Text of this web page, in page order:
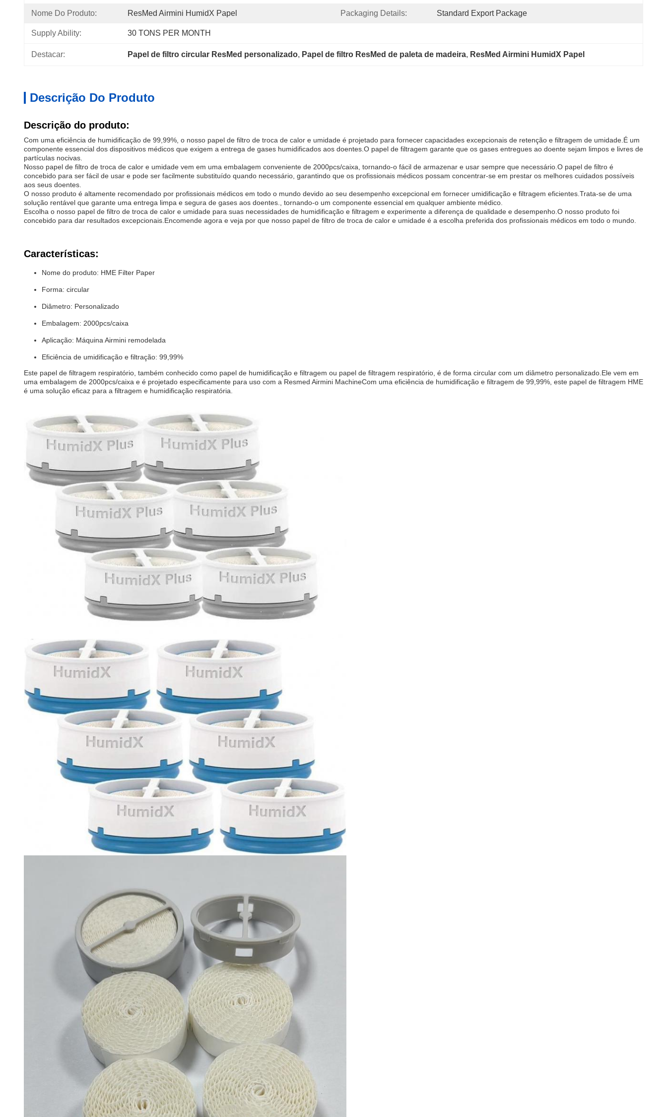
Nome Do Produto: ResMed Airmini HumidX Papel Packaging Details: Standard Export Package
Supply Ability: 30 TONS PER MONTH
Destacar: Papel de filtro circular ResMed personalizado, Papel de filtro ResMed de paleta de madeira, ResMed Airmini HumidX Papel
Descrição Do Produto
Descrição do produto:
Com uma eficiência de humidificação de 99,99%, o nosso papel de filtro de troca de calor e umidade é projetado para fornecer capacidades excepcionais de retenção e filtragem de umidade.É um
componente essencial dos dispositivos médicos que exigem a entrega de gases humidificados aos doentes.O papel de filtragem garante que os gases entregues ao doente sejam limpos e livres de
partículas nocivas.
Nosso papel de filtro de troca de calor e umidade vem em uma embalagem conveniente de 2000pcs/caixa, tornando-o fácil de armazenar e usar sempre que necessário.O papel de filtro é
concebido para ser fácil de usar e pode ser facilmente substituído quando necessário, garantindo que os profissionais médicos possam concentrar-se em prestar os melhores cuidados possíveis
aos seus doentes.
O nosso produto é altamente recomendado por profissionais médicos em todo o mundo devido ao seu desempenho excepcional em fornecer umidificação e filtragem eficientes.Trata-se de uma
solução rentável que garante uma entrega limpa e segura de gases aos doentes., tornando-o um componente essencial em qualquer ambiente médico.
Escolha o nosso papel de filtro de troca de calor e umidade para suas necessidades de humidificação e filtragem e experimente a diferença de qualidade e desempenho.O nosso produto foi
concebido para dar resultados excepcionais.Encomende agora e veja por que nosso papel de filtro de troca de calor e umidade é a escolha preferida dos profissionais médicos em todo o mundo.
Características:
Nome do produto: HME Filter Paper
Forma: circular
Diâmetro: Personalizado
Embalagem: 2000pcs/caixa
Aplicação: Máquina Airmini remodelada
Eficiência de umidificação e filtração: 99,99%
Este papel de filtragem respiratório, também conhecido como papel de humidificação e filtragem ou papel de filtragem respiratório, é de forma circular com um diâmetro personalizado.Ele vem em
uma embalagem de 2000pcs/caixa e é projetado especificamente para uso com a Resmed Airmini MachineCom uma eficiência de humidificação e filtragem de 99,99%, este papel de filtragem HME
é uma solução eficaz para a filtragem e humidificação respiratória.